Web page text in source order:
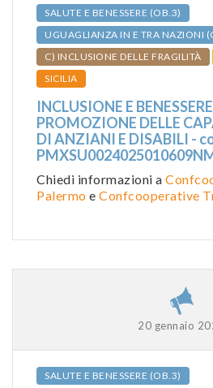
SALUTE E BENESSERE (OB.3)
UGUAGLIANZA IN E TRA NAZIONI
C) INCLUSIONE DELLE FRAGILITÀ
SICILIA
INCLUSIONE E
PROMOZIONE DELLE
DI ANZIANI E DISABILI -
Chiedi informazioni a
Palermo e Confcooperative
20 gennaio
SALUTE E BENESSERE (OB.3)